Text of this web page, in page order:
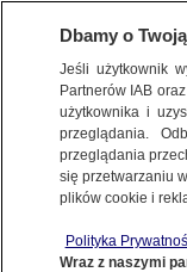
ŚWIAT
Co wiemy o
Dbamy o
Jeśli użytkownik
Partnerów IAB
użytkownika i
przeglądania.
przeglądania
się przetwarzaniu
plików cookie i
Polityka
Wraz z naszymi